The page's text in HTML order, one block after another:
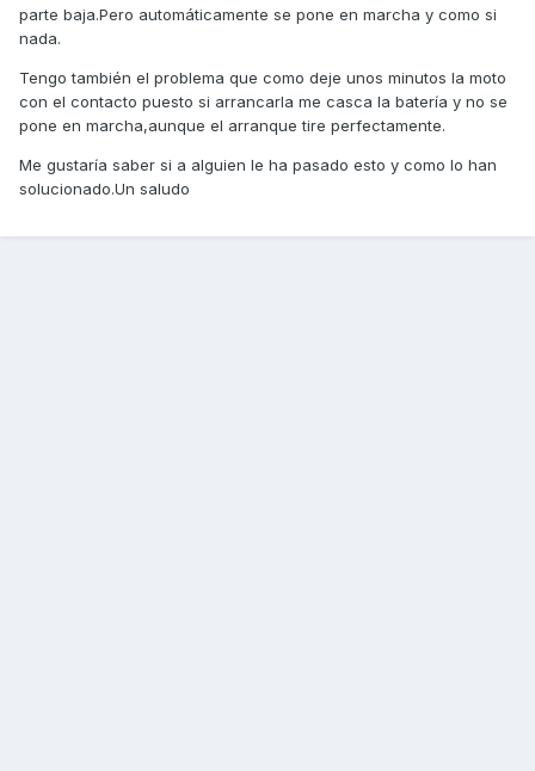
parte baja.Pero automáticamente se pone en marcha y como si
nada.
Tengo también el problema que como deje unos minutos la moto
con el contacto puesto si arrancarla me casca la batería y no se
pone en marcha,aunque el arranque tire perfectamente.
Me gustaría saber si a alguien le ha pasado esto y como lo han
solucionado.Un saludo